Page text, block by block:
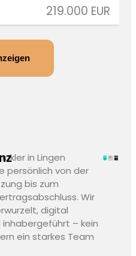
219.000 EUR
in Lingen
persönlich von der
bis zum
Wir
digital
– kein
ein starkes Team